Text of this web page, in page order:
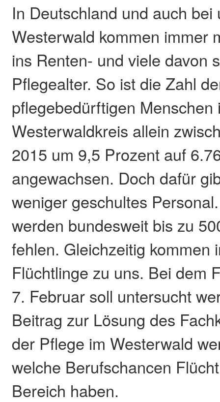
In Deutschland und auch bei
Westerwald kommen immer
ins Renten- und viele davon
Pflegealter. So ist die Zahl
pflegebedürftigen Menschen
Westerwaldkreis allein
2015 um 9,5 Prozent auf
angewachsen. Doch dafür
weniger geschultes
werden bundesweit bis zu
fehlen. Gleichzeitig kommen
Flüchtlinge zu uns. Bei dem
7. Februar soll untersucht
Beitrag zur Lösung des
der Pflege im Westerwald
welche Berufschancen
Bereich haben.